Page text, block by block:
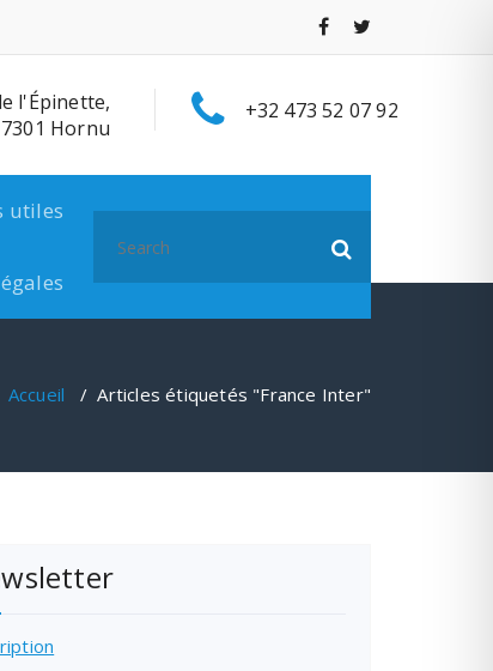
l'Épinette,
Hornu
+32 473 52 07 92
utiles
for:
Accueil /Articles étiquetés "France Inter"